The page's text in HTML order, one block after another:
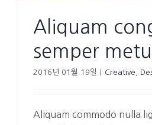
Aliquam
semper
2016년 01월 19일 Creative
Aliquam commodo nulla